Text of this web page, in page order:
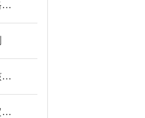
線路參數測試儀規格型號
高壓無線核相儀（核相器）
架空線路接地故障定位儀